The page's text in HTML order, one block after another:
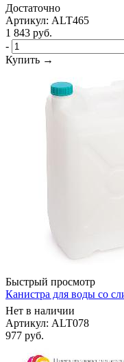
Достаточно
Артикул: ALT465
1 843 руб.
-
Купить →
Быстрый просмотр
Канистра для воды со
Нет в наличии
Артикул: ALT078
977 руб.